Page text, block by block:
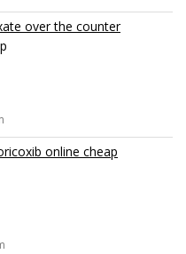
over the counter
online cheap